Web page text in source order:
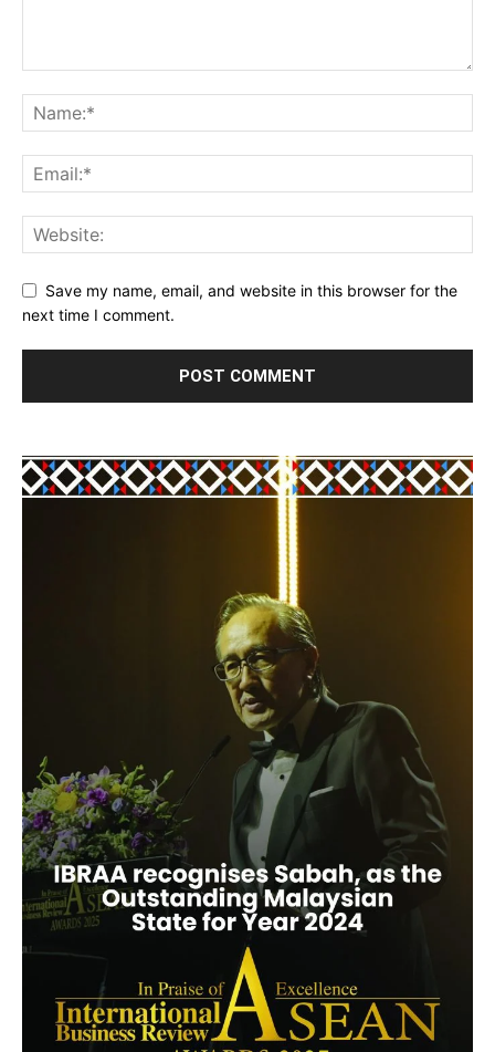
Save my name, email, and website in this browser for the
next time I comment.